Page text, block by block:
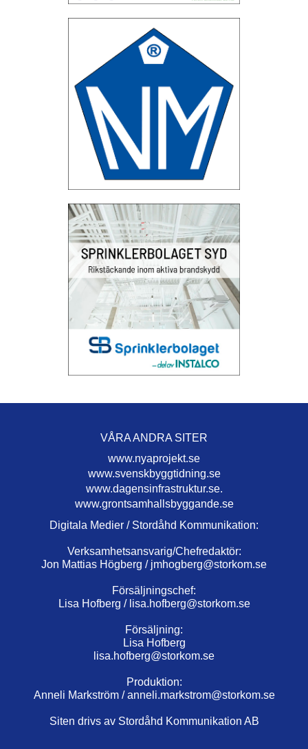
VÅRA ANDRA SITER
www.nyaprojekt.se
www.svenskbyggtidning.se
www.dagensinfrastruktur.se.
www.grontsamhallsbyggande.se
Digitala Medier / Stordåhd Kommunikation:
Verksamhetsansvarig/Chefredaktör:
Jon Mattias Högberg / jmhogberg@storkom.se
Försäljningschef:
Lisa Hofberg / lisa.hofberg@storkom.se
Försäljning:
Lisa Hofberg
lisa.hofberg@storkom.se
Produktion:
Anneli Markström /anneli.markstrom@storkom.se
Siten drivs av Stordåhd Kommunikation AB